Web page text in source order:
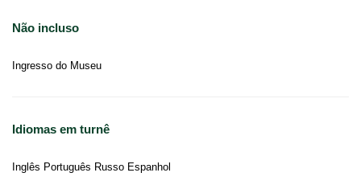
Não incluso
Ingresso do Museu
Idiomas em turnê
Inglês Português Russo Espanhol